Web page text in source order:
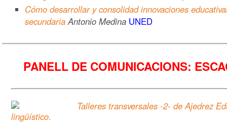
Cómo desarrollar y consolidad innovaciones
secundaria Antonio Medina UNED
PANELL DE COMUNICACIONS:
Talleres transversales -2- de Ajedrez
lingüístico.